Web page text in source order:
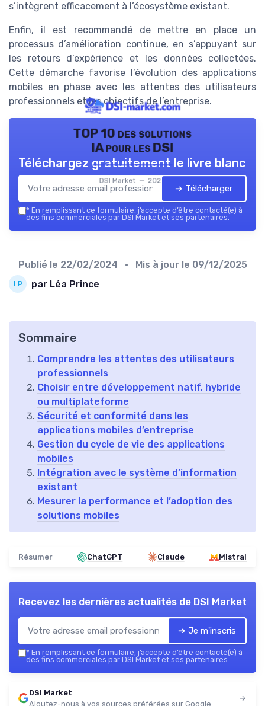
s’intègrent efficacement à l’écosystème existant.
Enfin, il est recommandé de mettre en place un
processus d’amélioration continue, en s’appuyant sur
les retours d’expérience et les données collectées.
Cette démarche favorise l’évolution des applications
mobiles en phase avec les attentes des utilisateurs
professionnels et les objectifs de l’entreprise.
TOP 10 des solutions
IA pour les DSI
DSI Market — 2026
Téléchargez gratuitement le livre blanc
➔ Télécharger
* En remplissant ce formulaire, j’accepte d’être contacté(e) à
des fins commerciales par DSI Market et ses partenaires.
Publié le 22/02/2024 • Mis à jour le 09/12/2025
par Léa Prince
Sommaire
Comprendre les attentes des utilisateurs
professionnels
Choisir entre développement natif, hybride
ou multiplateforme
Sécurité et conformité dans les
applications mobiles d’entreprise
Gestion du cycle de vie des applications
mobiles
Intégration avec le système d’information
existant
Mesurer la performance et l’adoption des
solutions mobiles
Résumer ChatGPT Claude Mistral
Recevez les dernières actualités de DSI Market
➔ Je m'inscris
* En remplissant ce formulaire, j’accepte d’être contacté(e) à
des fins commerciales par DSI Market et ses partenaires.
DSI Market
Ajoutez-nous à vos sources préférées sur Google